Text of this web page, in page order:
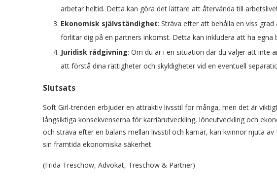
arbetar heltid. Detta kan göra det lättare att återvända till
Ekonomisk självständighet: Sträva efter att behålla en viss
förlitar dig på en partners inkomst. Detta kan inkludera att ha egna
Juridisk rådgivning: Om du är i en situation där du väljer att inte
att förstå dina rättigheter och skyldigheter vid en eventuell
Slutsats
Soft Girl-trenden erbjuder en attraktiv livsstil för många, men det är
långsiktiga konsekvenserna för karriärutveckling, löneutveckling och
och sträva efter en balans mellan livsstil och karriär, kan kvinnor njuta
sin framtida ekonomiska säkerhet.
(Frida Treschow, Advokat, Treschow & Partner)